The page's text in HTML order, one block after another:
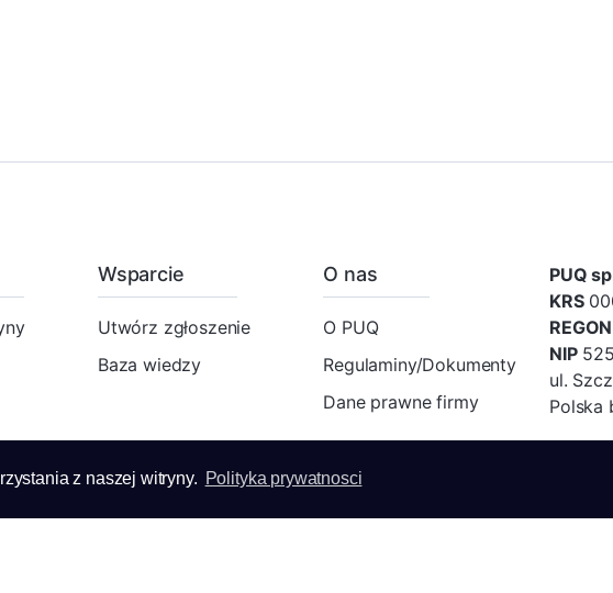
z naszej witryny. Polityka prywatnosci
Wsparcie
Utwórz zgłoszenie
Baza wiedzy
O nas
O PUQ
Regulaminy/Dokumenty
Dane prawne firmy
PUQ
KRS
REGON
NIP
ul.
Polska